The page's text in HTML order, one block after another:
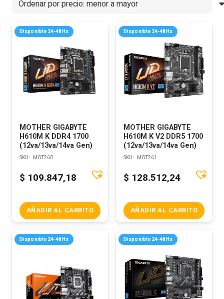
Disponible 24-48Hs
MOTHER GIGABYTE
H610M K DDR4 1700
(12va/13va/14va Gen)
SKU: MOT260
$ 109.847,18
AÑADIR AL CARRITO
Disponible 24-48Hs
MOTHER GIGABYTE
H610M K V2 DDR5 1700
(12va/13va/14va Gen)
SKU: MOT261
$ 128.512,24
AÑADIR AL CARRITO
Disponible 24-48Hs Disponible 24-48Hs